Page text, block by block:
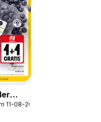
11-08-2026